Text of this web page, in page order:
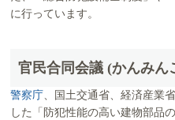
に行っています。
官民合同会議 (かんみん
警察庁、国土交通省、経済産業
した「防犯性能の高い建物部品